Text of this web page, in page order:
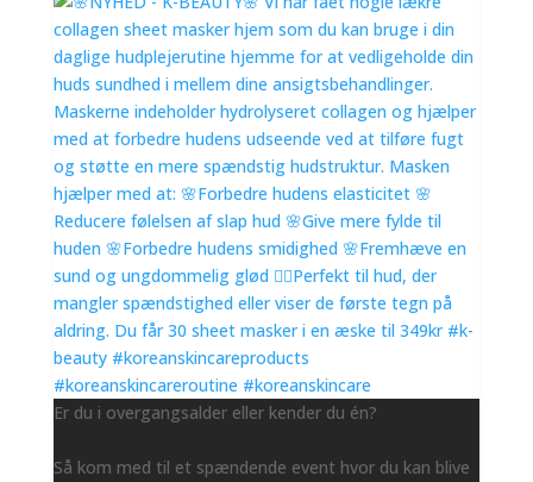
Er du i overgangsalder eller kender du én?
Så kom med til et spændende event hvor du kan blive